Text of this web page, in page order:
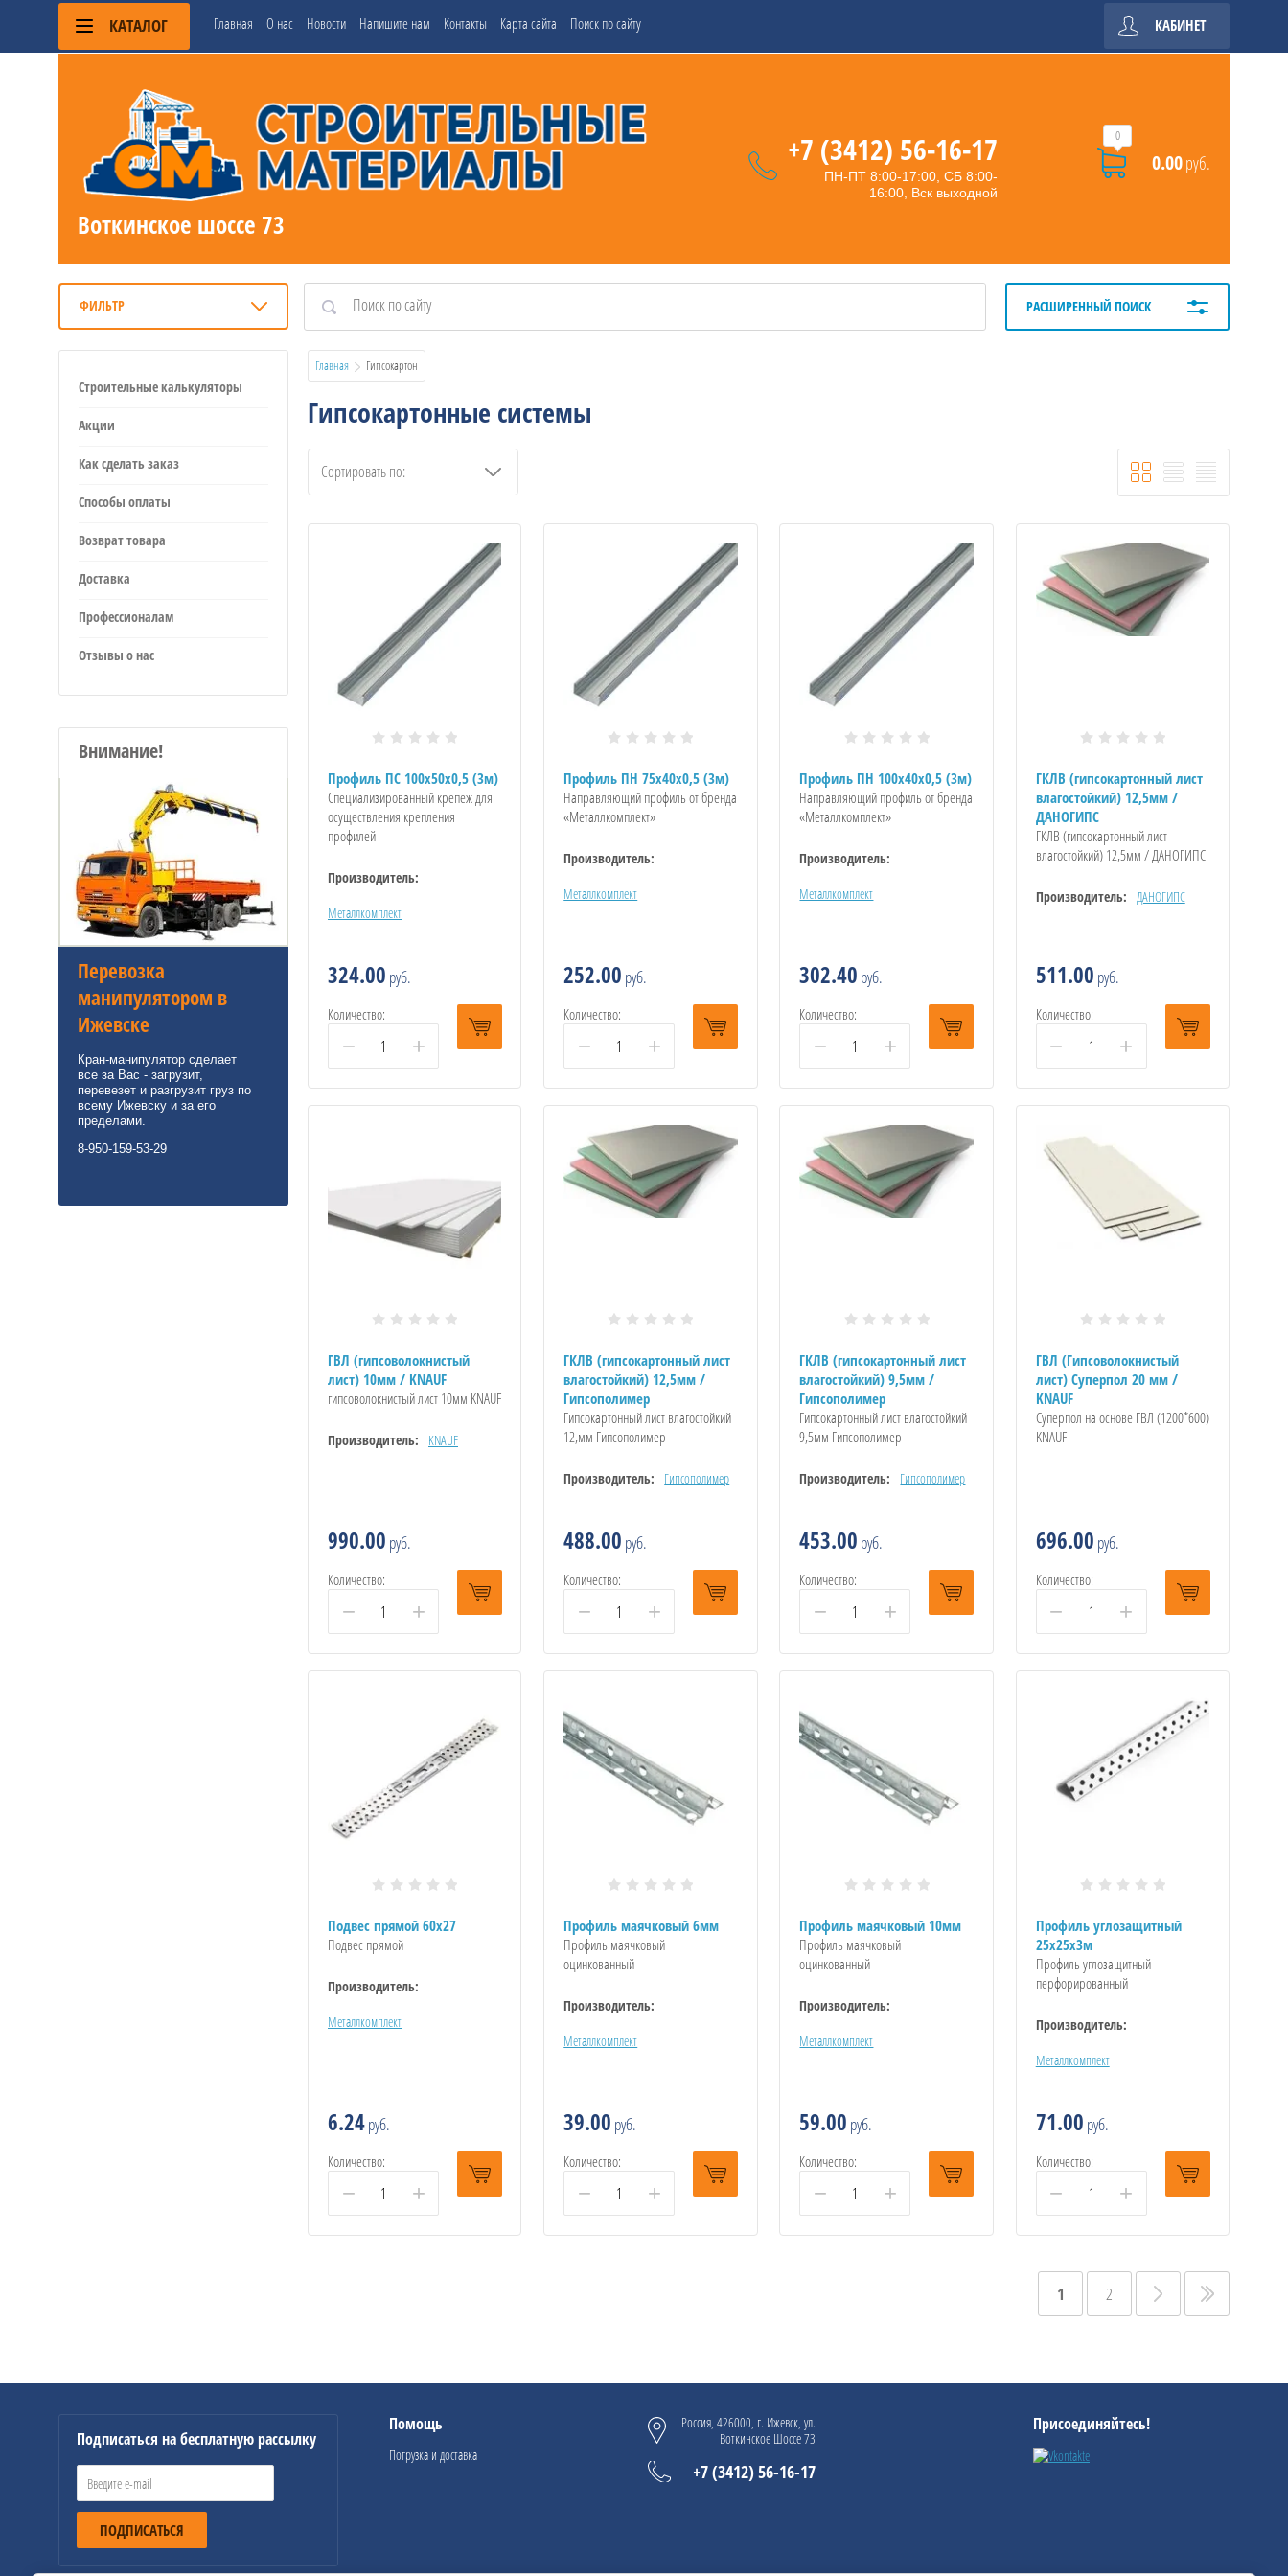
КАТАЛОГ Главная О нас Новости Напишите нам Контакты Карта сайта Поиск по сайту КАБИНЕТ
Воткинское шоссе 73
+7 (3412) 56-16-17
ПН-ПТ 8:00-17:00, СБ 8:00-
16:00, Вск выходной
0
0.00руб.
ФИЛЬТР РАСШИРЕННЫЙ ПОИСК
Строительные калькуляторы
Акции
Как сделать заказ
Способы оплаты
Возврат товара
Доставка
Профессионалам
Отзывы о нас
Внимание!
Перевозка
манипулятором в
Ижевске
Кран-манипулятор сделает
все за Вас - загрузит,
перевезет и разгрузит груз по
всему Ижевску и за его
пределами.
8-950-159-53-29
Главная
  Гипсокартон
Гипсокартонные системы
Сортировать по:
Профиль ПС 100x50x0,5 (3м)
Специализированный крепеж для
осуществления крепления
профилей
Производитель:
Металлкомплект
324.00 руб.
Количество:
− +
Профиль ПН 75x40x0,5 (3м)
Направляющий профиль от бренда
«Металлкомплект»
Производитель:
Металлкомплект
252.00 руб.
Количество:
− +
Профиль ПН 100x40x0,5 (3м)
Направляющий профиль от бренда
«Металлкомплект»
Производитель:
Металлкомплект
302.40 руб.
Количество:
− +
ГКЛВ (гипсокартонный лист
влагостойкий) 12,5мм /
ДАНОГИПС
ГКЛВ (гипсокартонный лист
влагостойкий) 12,5мм / ДАНОГИПС
Производитель: ДАНОГИПС
511.00 руб.
Количество:
− +
ГВЛ (гипсоволокнистый
лист) 10мм / KNAUF
гипсоволокнистый лист 10мм KNAUF
Производитель: KNAUF
990.00 руб.
Количество:
− +
ГКЛВ (гипсокартонный лист
влагостойкий) 12,5мм /
Гипсополимер
Гипсокартонный лист влагостойкий
12,мм Гипсополимер
Производитель: Гипсополимер
488.00 руб.
Количество:
− +
ГКЛВ (гипсокартонный лист
влагостойкий) 9,5мм /
Гипсополимер
Гипсокартонный лист влагостойкий
9,5мм Гипсополимер
Производитель: Гипсополимер
453.00 руб.
Количество:
− +
ГВЛ (Гипсоволокнистый
лист) Суперпол 20 мм /
KNAUF
Суперпол на основе ГВЛ (1200*600)
KNAUF
696.00 руб.
Количество:
− +
Подвес прямой 60x27
Подвес прямой
Производитель:
Металлкомплект
6.24руб.
Количество:
− +
Профиль маячковый 6мм
Профиль маячковый
оцинкованный
Производитель:
Металлкомплект
39.00 руб.
Количество:
− +
Профиль маячковый 10мм
Профиль маячковый
оцинкованный
Производитель:
Металлкомплект
59.00 руб.
Количество:
− +
Профиль углозащитный
25x25x3м
Профиль углозащитный
перфорированный
Производитель:
Металлкомплект
71.00 руб.
Количество:
− +
1 2
Подписаться на бесплатную рассылку
ПОДПИСАТЬСЯ
Помощь
Погрузка и доставка
Россия, 426000, г. Ижевск, ул.
Воткинское Шоссе 73
+7 (3412) 56-16-17
Присоединяйтесь!